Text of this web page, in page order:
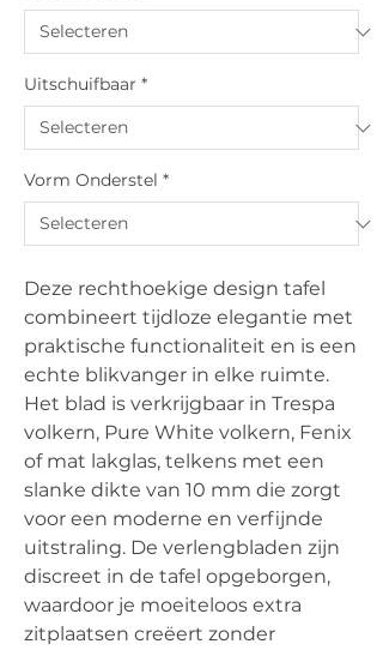
Uitschuifbaar *
Vorm Onderstel *
Deze rechthoekige design tafel
combineert tijdloze elegantie met
praktische functionaliteit en is een
echte blikvanger in elke ruimte.
Het blad is verkrijgbaar in Trespa
volkern, Pure White volkern, Fenix
of mat lakglas, telkens met een
slanke dikte van 10 mm die zorgt
voor een moderne en verfijnde
uitstraling. De verlengbladen zijn
discreet in de tafel opgeborgen,
waardoor je moeiteloos extra
zitplaatsen creëert zonder